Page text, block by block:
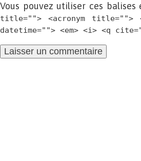
Vous pouvez utiliser ces
title=""> <acronym title="">
datetime=""> <em> <i> <q